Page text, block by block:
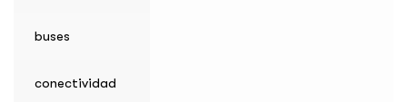
buses
conectividad